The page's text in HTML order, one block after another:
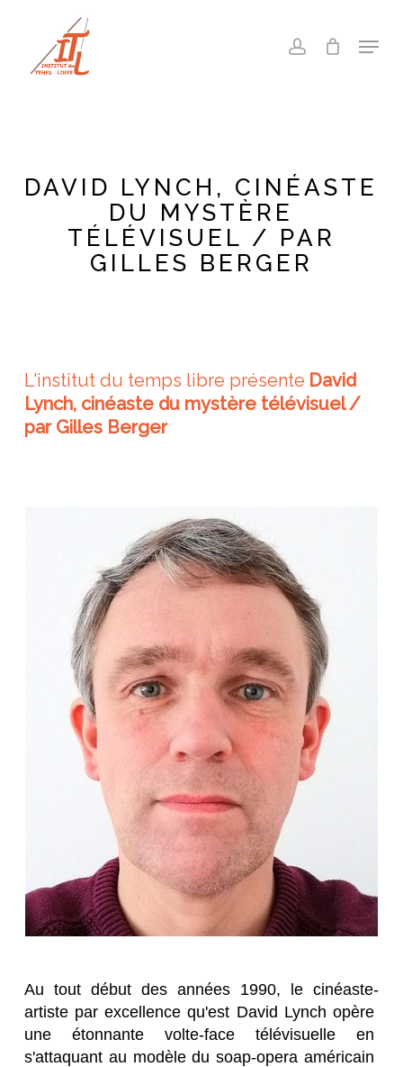
content
accountMenu
DAVID LYNCH, CINÉASTE
DU MYSTÈRE
TÉLÉVISUEL / PAR
GILLES BERGER
L'institut du temps libre présente David
Lynch, cinéaste du mystère télévisuel /
par Gilles Berger
Au tout début des années 1990, le cinéaste-
artiste par excellence qu'est David Lynch opère
une étonnante volte-face télévisuelle en
s'attaquant au modèle du soap-opera américain
Close